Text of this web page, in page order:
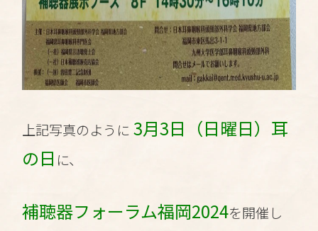
上記写真のように 3月3日（日曜日）耳
の日 に、
補聴器フォーラム福岡2024を開催し